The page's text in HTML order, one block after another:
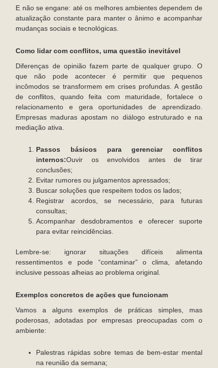
E não se engane: até os melhores ambientes dependem de
atualização constante para manter o ânimo e acompanhar
mudanças sociais e tecnológicas.
Como lidar com conflitos, uma questão inevitável
Diferenças de opinião fazem parte de qualquer grupo. O
que não pode acontecer é permitir que pequenos
incômodos se transformem em crises profundas. A gestão
de conflitos, quando feita com maturidade, fortalece o
relacionamento e gera oportunidades de aprendizado.
Empresas maduras apostam no diálogo estruturado e na
mediação ativa.
Passos básicos para gerenciar conflitos
internos:Ouvir os envolvidos antes de tirar
conclusões;
Evitar rumores ou julgamentos apressados;
Buscar soluções que respeitem todos os lados;
Registrar acordos, se necessário, para futuras
consultas;
Acompanhar desdobramentos e oferecer suporte
para evitar reincidências.
Lembre-se: ignorar situações difíceis alimenta
ressentimentos e pode “contaminar” o clima, afetando
inclusive pessoas alheias ao problema original.
Exemplos concretos de ações que funcionam
Vamos a alguns exemplos de práticas simples, mas
poderosas, adotadas por empresas preocupadas com o
ambiente:
Palestras rápidas sobre temas de bem-estar mental
na reunião da semana;